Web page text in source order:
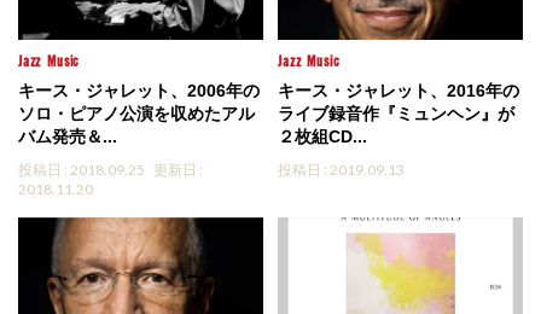
Jazz Music
キース・ジャレット、2006年の
ソロ・ピアノ公演を収めたアル
バム発売＆...
投稿日 : 2018.09.25 更新日 :
2018.11.20
Jazz Music
キース・ジャレット、2016年の
ライブ録音作『ミュンヘン』が
２枚組CD...
投稿日 : 2019.09.13